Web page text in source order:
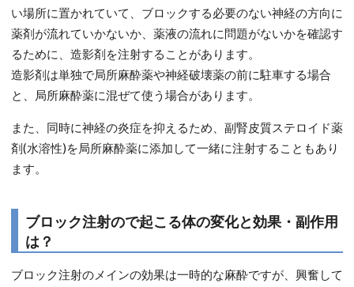
い場所に置かれていて、ブロックする必要のない神経の方向に
薬剤が流れていかないか、薬液の流れに問題がないかを確認す
るために、造影剤を注射することがあります。
造影剤は単独で局所麻酔薬や神経破壊薬の前に駐車する場合
と、局所麻酔薬に混ぜて使う場合があります。
また、同時に神経の炎症を抑えるため、副腎皮質ステロイド薬
剤(水溶性)を局所麻酔薬に添加して一緒に注射することもあり
ます。
ブロック注射ので起こる体の変化と効果・副作用
は？
ブロック注射のメインの効果は一時的な麻酔ですが、興奮して